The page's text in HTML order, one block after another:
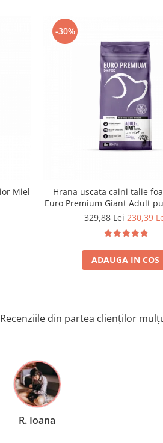
Miel
-30%
Hrana uscata caini talie
Euro Premium Giant Adult
Kg
329,88 Lei230,39
ADAUGA IN COS
din partea clienților